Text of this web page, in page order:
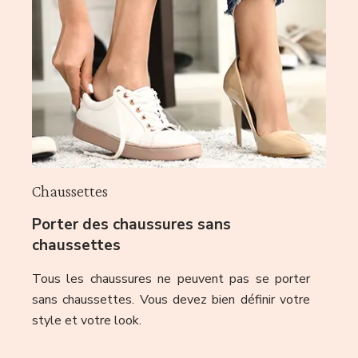
Chaussettes
Porter des chaussures sans
chaussettes
Tous les chaussures ne peuvent pas se porter
sans chaussettes. Vous devez bien définir votre
style et votre look.